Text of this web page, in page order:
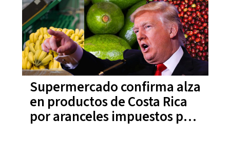
Supermercado confirma alza
en productos de Costa Rica
por aranceles impuestos por